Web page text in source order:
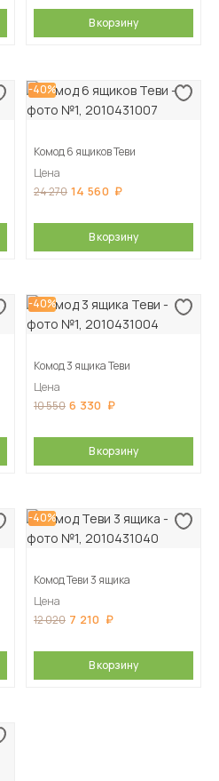
В корзину
-40%
Комод 6 ящиков Теви
Цена
24 270 14 560
В корзину
-40%
Комод 3 ящика Теви
Цена
10 550 6 330
В корзину
-40%
Комод Теви 3 ящика
Цена
12 020 7 210
В корзину